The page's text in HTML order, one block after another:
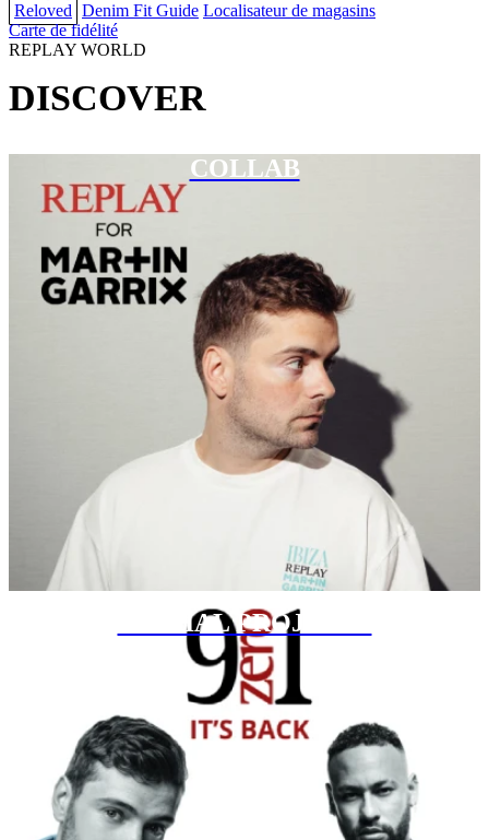
Reloved Denim Fit Guide Localisateur de magasins
Carte de fidélité
REPLAY WORLD
DISCOVER
COLLAB
SPECIAL PROJECTS